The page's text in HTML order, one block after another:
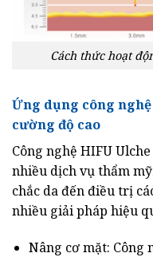
Cách thức hoạt
Ứng dụng công
cường độ cao
Công nghệ HIFU
nhiều dịch vụ thẩm
chắc da đến điều trị
nhiều giải pháp hiệu
Nâng cơ mặt: Công